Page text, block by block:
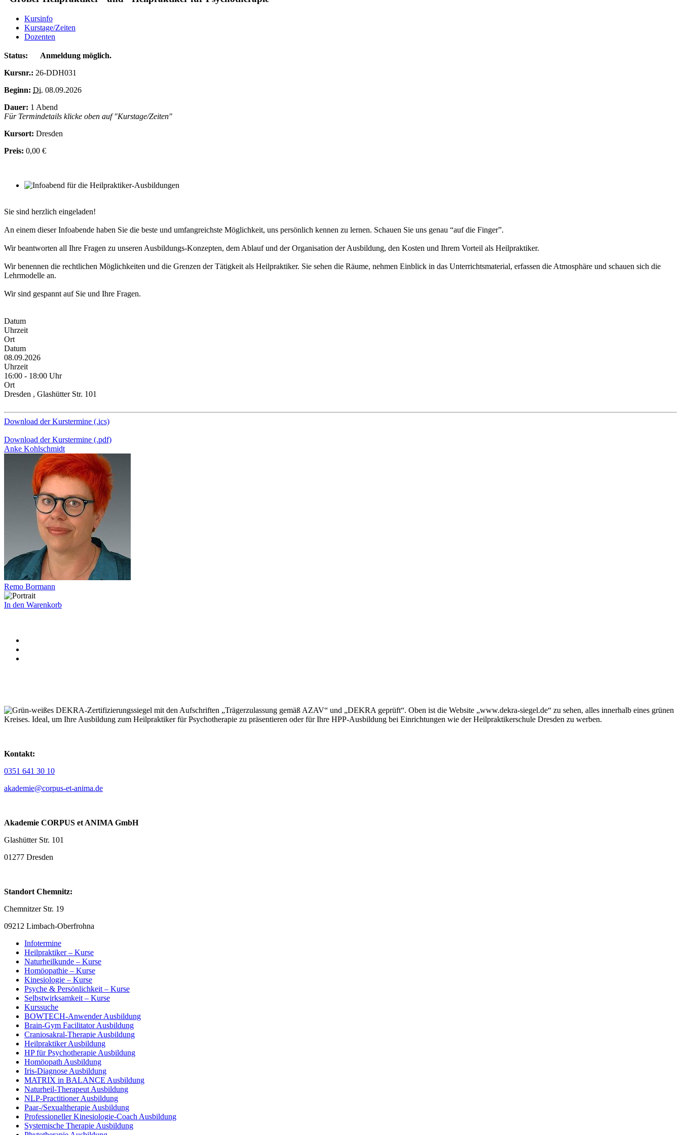
Kursinfo
Kurstage/Zeiten
Dozenten
Status:
Anmeldung möglich.
Kursnr.: 26-DDH031
Beginn: Di. 08.09.2026
Dauer: 1 Abend
Für Termindetails klicke oben auf "Kurstage/Zeiten"
Kursort: Dresden
Preis: 0,00 €
Sie sind herzlich eingeladen!
An einem dieser Infoabende haben Sie die beste und umfangreichste Möglichkeit, uns persönlich kennen zu lernen. Schauen Sie uns genau “auf die Finger”.
Wir beantworten all Ihre Fragen zu unseren Ausbildungs-Konzepten, dem Ablauf und der Organisation der Ausbildung, den Kosten und Ihrem Vorteil als Heilpraktiker.
Wir benennen die rechtlichen Möglichkeiten und die Grenzen der Tätigkeit als Heilpraktiker. Sie sehen die Räume, nehmen Einblick in das Unterrichtsmaterial, erfassen die Atmosphäre und schauen sich die
Lehrmodelle an.
Wir sind gespannt auf Sie und Ihre Fragen.
Datum
Uhrzeit
Ort
Datum
08.09.2026
Uhrzeit
16:00 - 18:00 Uhr
Ort
Dresden , Glashütter Str. 101
Download der Kurstermine (.ics)
Download der Kurstermine (.pdf)
Anke Kohlschmidt
Remo Bormann
In den Warenkorb
Kontakt:
0351 641 30 10
akademie@corpus-et-anima.de
Akademie CORPUS et ANIMA GmbH
Glashütter Str. 101
01277 Dresden
Standort Chemnitz:
Chemnitzer Str. 19
09212 Limbach-Oberfrohna
Infotermine
Heilpraktiker – Kurse
Naturheilkunde – Kurse
Homöopathie – Kurse
Kinesiologie – Kurse
Psyche & Persönlichkeit – Kurse
Selbstwirksamkeit – Kurse
Kurssuche
BOWTECH-Anwender Ausbildung
Brain-Gym Facilitator Ausbildung
Craniosakral-Therapie Ausbildung
Heilpraktiker Ausbildung
HP für Psychotherapie Ausbildung
Homöopath Ausbildung
Iris-Diagnose Ausbildung
MATRIX in BALANCE Ausbildung
Naturheil-Therapeut Ausbildung
NLP-Practitioner Ausbildung
Paar-/Sexualtherapie Ausbildung
Professioneller Kinesiologie-Coach Ausbildung
Systemische Therapie Ausbildung